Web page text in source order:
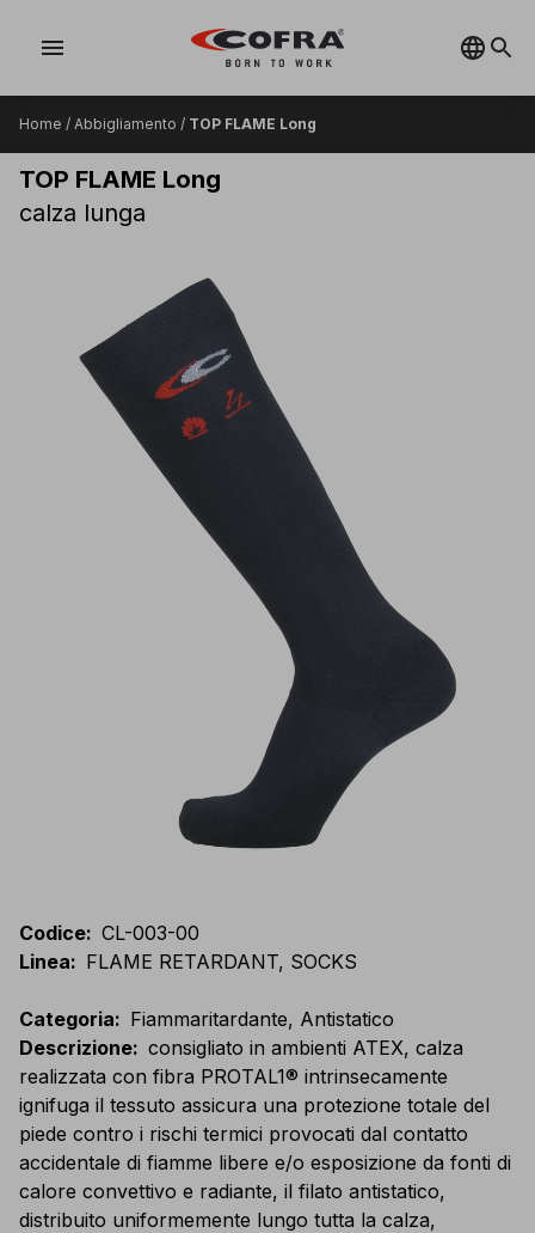
menu
Home / Abbigliamento / TOP FLAME Long
TOP FLAME Long
calza lunga
Codice: CL-003-00
Linea: FLAME RETARDANT, SOCKS
Categoria: Fiammaritardante, Antistatico
Descrizione: consigliato in ambienti ATEX, calza
realizzata con fibra PROTAL1® intrinsecamente
ignifuga il tessuto assicura una protezione totale del
piede contro i rischi termici provocati dal contatto
accidentale di fiamme libere e/o esposizione da fonti di
calore convettivo e radiante, il filato antistatico,
distribuito uniformemente lungo tutta la calza,